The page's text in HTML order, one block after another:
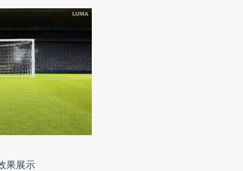
果展示